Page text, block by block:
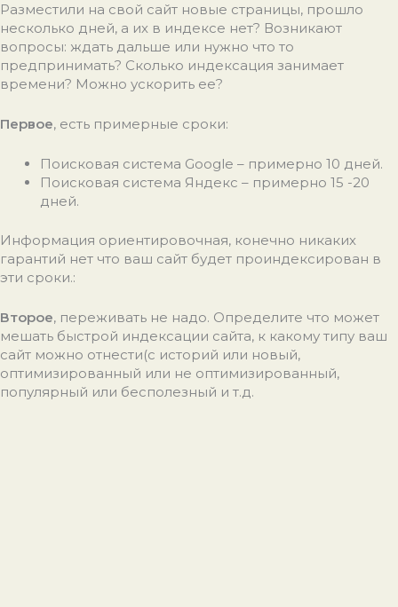
Разместили на свой сайт новые страницы, прошло
несколько дней, а их в индексе нет? Возникают
вопросы: ждать дальше или нужно что то
предпринимать? Сколько индексация занимает
времени? Можно ускорить ее?
Первое, есть примерные сроки:
Поисковая система Google – примерно 10 дней.
Поисковая система Яндекс – примерно 15 -20
дней.
Информация ориентировочная, конечно никаких
гарантий нет что ваш сайт будет проиндексирован в
эти сроки.:
Второе, переживать не надо. Определите что может
мешать быстрой индексации сайта, к какому типу ваш
сайт можно отнести(с историй или новый,
оптимизированный или не оптимизированный,
популярный или бесполезный и т.д.